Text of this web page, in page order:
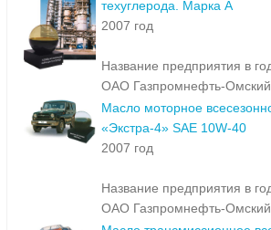
техуглерода. Марка А
2007 год
Название предприятия в
ОАО Газпромнефть-
Масло моторное
«Экстра-4» SAE 10W-40
2007 год
Название предприятия в
ОАО Газпромнефть-